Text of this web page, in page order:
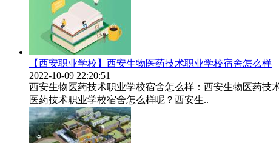
【西安职业学校】西安生物医药技术职业学校宿舍怎么样
2022-10-09 22:20:51
西安生物医药技术职业学校宿舍怎么样：西安生物医药技
医药技术职业学校宿舍怎么样呢？西安生..